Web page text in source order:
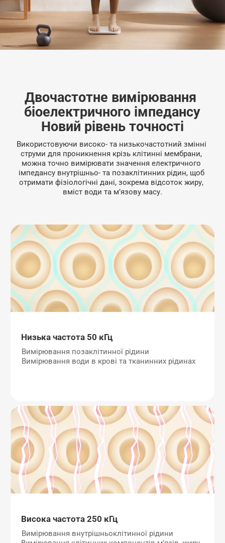
Двочастотне вимірювання
біоелектричного імпедансу
Новий рівень точності
Використовуючи високо- та низькочастотний змінні
струми для проникнення крізь клітинні мембрани,
можна точно вимірювати значення електричного
імпедансу внутрішньо- та позаклітинних рідин, щоб
отримати фізіологічні дані, зокрема відсоток жиру,
вміст води та м’язову масу.
Низька частота 50 кГц
Вимірювання позаклітинної рідини
Вимірювання води в крові та тканинних рідинах
Висока частота 250 кГц
Вимірювання внутрішньоклітинної рідини